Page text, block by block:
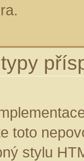
toto
stylu